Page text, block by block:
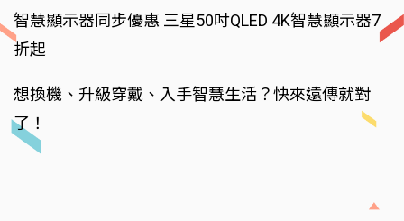
智慧顯示器同步優惠 三星50吋QLED 4K智慧顯示器7
折起
想換機、升級穿戴、入手智慧生活？快來遠傳就對
了！